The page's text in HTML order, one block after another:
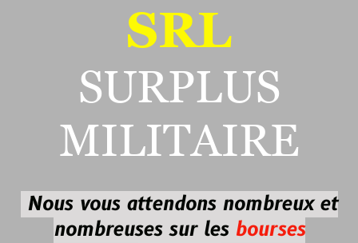
SRL
SURPLUS
MILITAIRE
Nous vous attendons nombreux et
nombreuses sur les bourses